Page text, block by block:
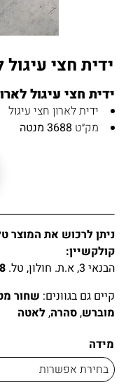
ידית חצי עיגול לארון 3688
ידית חצי עיגול
ידית לארון חצי עיגול
מק״ט 3688 מנטה
מעניקה אופי ייחודי
ידיות חזקות ולא
קיים בגוונים: שחור
גרפיט | לאטה | מנטה |
מגיעה באריזה עם 2 ברגים להתקנה
את הידית
ניתן
משלוח מהיר עד בית
לקבלת הצעת המחיר
חומר:מזק
צבע:מנטה
ניתן לרכוש את המוצר
קולקשיין:
הבנאי 3, א.ת. חולון, טל.
קיים גם בגוונים: שחור
מוברש,סהרה,לאטה
מידה